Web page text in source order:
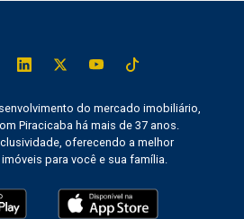
do mercado imobiliário,
Piracicaba há mais de 37 anos.
oferecendo a melhor
para você e sua família.